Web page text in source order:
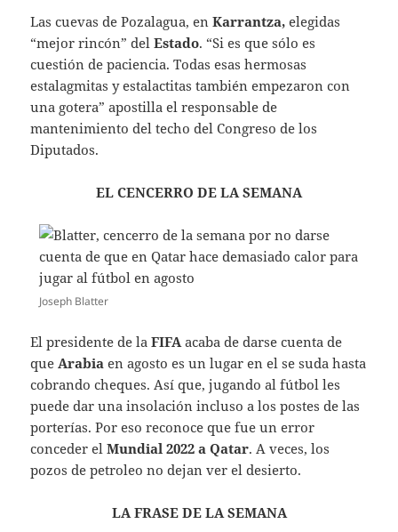
Las cuevas de Pozalagua, en Karrantza, elegidas
“mejor rincón” delEstado. “Si es que sólo es
cuestión de paciencia. Todas esas hermosas
estalagmitas y estalactitas también empezaron con
una gotera” apostilla el responsable de
mantenimiento del techo del Congreso de los
Diputados.
EL CENCERRO DE LA SEMANA
Joseph Blatter
El presidente de la FIFA acaba de darse cuenta de
que Arabia en agosto es un lugar en el se suda hasta
cobrando cheques. Así que, jugando al fútbol les
puede dar una insolación incluso a los postes de las
porterías. Por eso reconoce que fue un error
conceder el Mundial 2022 a Qatar. A veces, los
pozos de petroleo no dejan ver el desierto.
LA FRASE DE LA SEMANA